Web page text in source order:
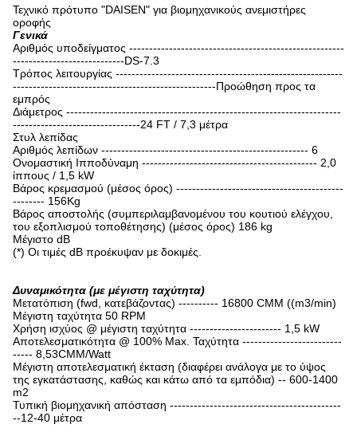
Τεχνικό πρότυπο "DAISEN" για βιομηχανικούς ανεμιστήρες
οροφής
Γενικά
Αριθμός υποδείγματος ------------------------------------------------------
----------------------------DS-7.3
Τρόπος λειτουργίας ---------------------------------------------------------
---------------------------------------------------Προώθηση προς τα
εμπρός
Διάμετρος ---------------------------------------------------------------------
--------------------------------24 FT / 7,3 μέτρα
Στυλ λεπίδας
Αριθμός λεπίδων ---------------------------------------------------- 6
Ονομαστική Ιπποδύναμη -------------------------------------------- 2,0
ίππους / 1,5 kW
Βάρος κρεμασμού (μέσος όρος) ------------------------------------------
-------- 156Kg
Βάρος αποστολής (συμπεριλαμβανομένου του κουτιού ελέγχου,
του εξοπλισμού τοποθέτησης) (μέσος όρος) 186 kg
Μέγιστο dB
(*) Οι τιμές dB προέκυψαν με δοκιμές.
Δυναμικότητα (με μέγιστη ταχύτητα)
Μετατόπιση (fwd, κατεβάζοντας) ---------- 16800 CMM ((m3/min)
Μέγιστη ταχύτητα 50 RPM
Χρήση ισχύος @ μέγιστη ταχύτητα ----------------------- 1,5 kW
Αποτελεσματικότητα @ 100% Max. Ταχύτητα -------------------------
----- 8,53CMM/Watt
Μέγιστη αποτελεσματική έκταση (διαφέρει ανάλογα με το ύψος
της εγκατάστασης, καθώς και κάτω από τα εμπόδια) -- 600-1400
m2
Τυπική βιομηχανική απόσταση -------------------------------------------
--12-40 μέτρα